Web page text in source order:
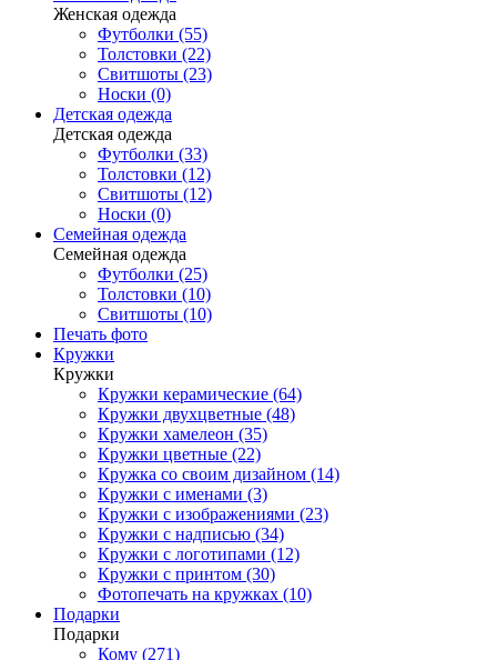
Женская одежда
Футболки (55)
Толстовки (22)
Свитшоты (23)
Носки (0)
Детская одежда
Детская одежда
Футболки (33)
Толстовки (12)
Свитшоты (12)
Носки (0)
Семейная одежда
Семейная одежда
Футболки (25)
Толстовки (10)
Свитшоты (10)
Печать фото
Кружки
Кружки
Кружки керамические (64)
Кружки двухцветные (48)
Кружки хамелеон (35)
Кружки цветные (22)
Кружка со своим дизайном (14)
Кружки с именами (3)
Кружки с изображениями (23)
Кружки с надписью (34)
Кружки с логотипами (12)
Кружки с принтом (30)
Фотопечать на кружках (10)
Подарки
Подарки
Кому (271)